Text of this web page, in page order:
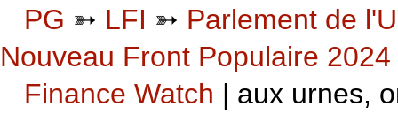
PG ➳ LFI ➳ Parlement de
Nouveau Front Populaire 2024
Finance Watch | aux urnes,